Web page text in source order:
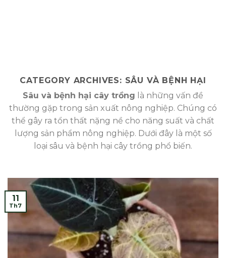
CATEGORY ARCHIVES: SÂU VÀ BỆNH HẠI
Sâu và bệnh hại cây trồng là những vấn đề
thường gặp trong sản xuất nông nghiệp. Chúng có
thể gây ra tổn thất nặng nề cho năng suất và chất
lượng sản phẩm nông nghiệp. Dưới đây là một số
loại sâu và bệnh hại cây trồng phổ biến.
11
Th7